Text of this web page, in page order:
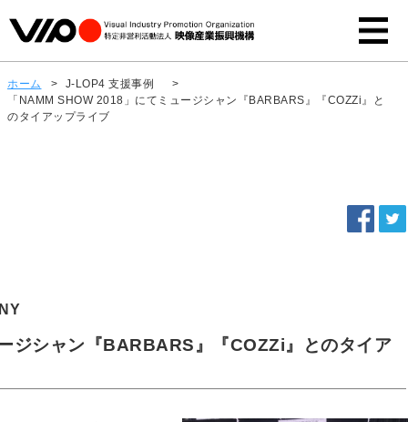
ホーム > J-LOP4 支援事例
>
「NAMM SHOW 2018」にてミュージシャン『BARBARS』『COZZi』と
のタイアップライブ
ジシャン『BARBARS』『COZZi』とのタイア